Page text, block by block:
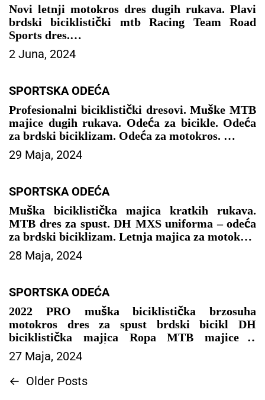
Novi letnji motokros dres dugih rukava. Plavi
brdski biciklistički mtb Racing Team Road
Sports dres.
– SPORTSKA ODEĆA
2 Juna, 2024
SPORTSKA ODEĆA
Profesionalni biciklistički dresovi. Muške MTB
majice dugih rukava. Odeća za bicikle. Odeća
za brdski biciklizam. Odeća za motokros.
– SPORTSKA ODEĆA
29 Maja, 2024
SPORTSKA ODEĆA
Muška biciklistička majica kratkih rukava.
MTB dres za spust. DH MXS uniforma – odeća
za brdski biciklizam. Letnja majica za motokros
– SPORTSKA ODEĆA
28 Maja, 2024
SPORTSKA ODEĆA
2022 PRO muška biciklistička brzosuha
motokros dres za spust brdski bicikl DH
biciklistička majica Ropa MTB majice –
SPORTSKA ODEĆA
27 Maja, 2024
N
← Older Posts